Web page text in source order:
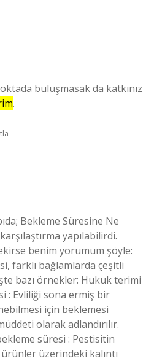
buluşmasak da katkınız
.
Bekleme Süresine Ne
yapılabilirdi.
benim yorumum şöyle:
farklı bağlamlarda çeşitli
bazı örnekler: Hukuk terimi
: Evliliği sona ermiş bir
için beklemesi
olarak adlandırılır.
süresi : Pestisitin
üzerindeki kalıntı